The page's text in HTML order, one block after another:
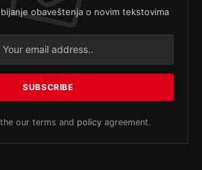
obaveštenja o novim tekstovima
our terms and policy agreement.